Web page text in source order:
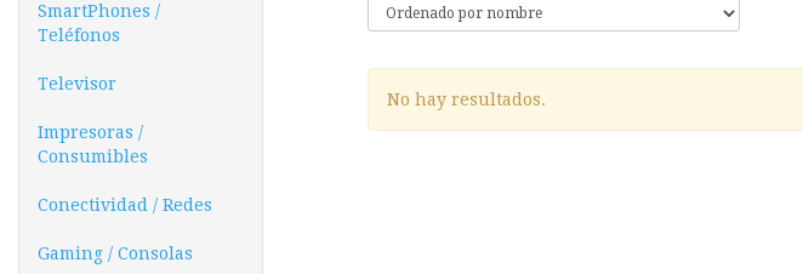
SmartPhones /
Teléfonos
Televisor
Impresoras /
Consumibles
Conectividad / Redes
Gaming / Consolas
No hay resultados.